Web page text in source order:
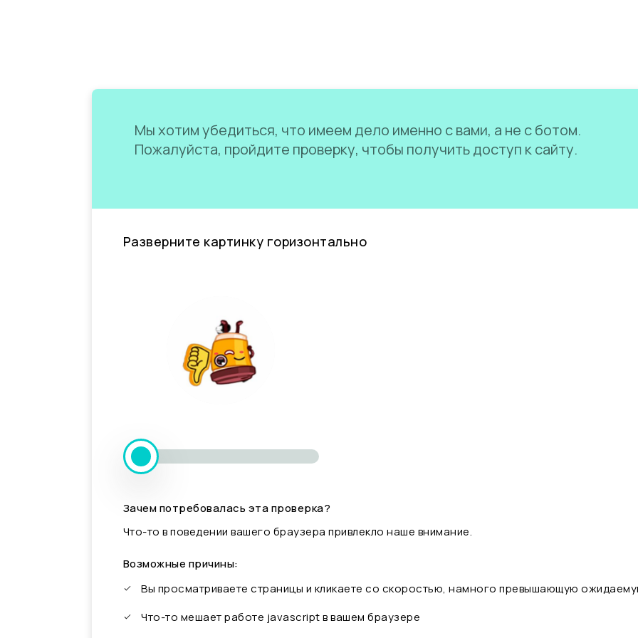
Мы хотим убедиться, что имеем дело именно с вами, а не с ботом.
Пожалуйста, пройдите проверку, чтобы получить доступ к сайту.
Разверните картинку горизонтально
Зачем потребовалась эта проверка?
Что-то в поведении вашего браузера привлекло наше внимание.
Возможные причины:
Вы просматриваете страницы и кликаете со скоростью, намного превышающую
Что-то мешает работе javascript в вашем браузере